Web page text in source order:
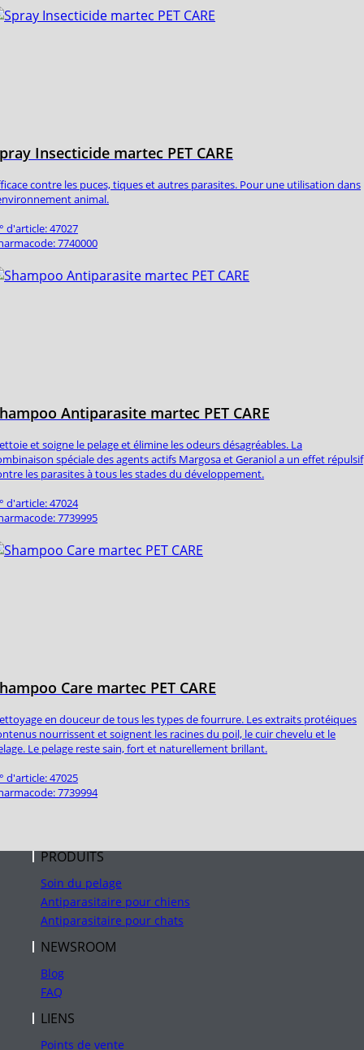
Insecticide martec PET CARE
contre les puces, tiques et autres parasites. Pour une utilisation dans
animal.
d'article: 47027
7740000
Antiparasite martec PET CARE
et soigne le pelage et élimine les odeurs désagréables. La
spéciale des agents actifs Margosa et Geraniol a un effet répulsif
les parasites à tous les stades du développement.
d'article: 47024
7739995
Care martec PET CARE
en douceur de tous les types de fourrure. Les extraits protéiques
nourrissent et soignent les racines du poil, le cuir chevelu et le
Le pelage reste sain, fort et naturellement brillant.
d'article: 47025
7739994
PRODUITS
Soin du pelage
Antiparasitaire pour chiens
Antiparasitaire pour chats
NEWSROOM
Blog
FAQ
LIENS
Points de vente